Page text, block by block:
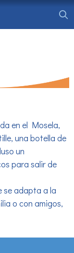
en el Mosela,
una botella de
un
para salir de
se adapta a la
o con amigos,